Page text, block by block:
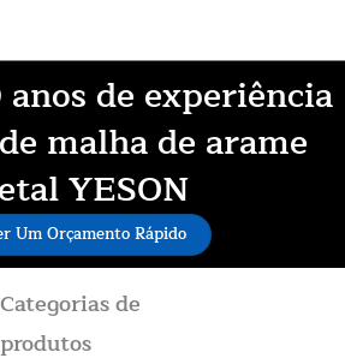
de experiência
malha de arame
YESON
Um Orçamento Rápido
Categorias de
produtos